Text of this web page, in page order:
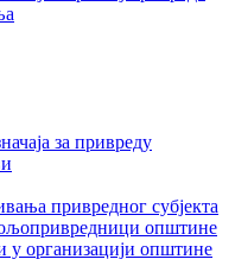
за привреду
привредног субјекта
општине
у организацији општине